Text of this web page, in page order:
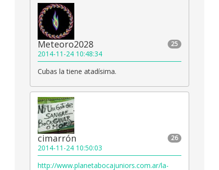
25
Meteoro2028
2014-11-24 10:48:34
Cubas la tiene atadísima.
26
cimarrón
2014-11-24 10:50:03
http://www.planetabocajuniors.com.ar/la-